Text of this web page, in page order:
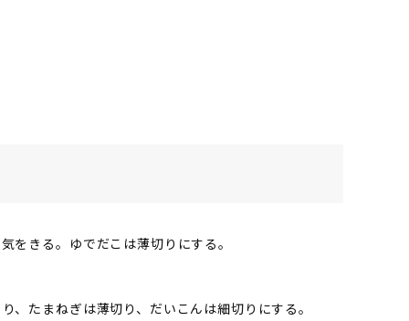
をきる。ゆでだこは薄切りにする。
、たまねぎは薄切り、だいこんは細切りにする。